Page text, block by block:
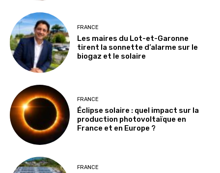
FRANCE
Les maires du Lot-et-Garonne
tirent la sonnette d’alarme sur le
biogaz et le solaire
FRANCE
Éclipse solaire : quel impact sur la
production photovoltaïque en
France et en Europe ?
FRANCE